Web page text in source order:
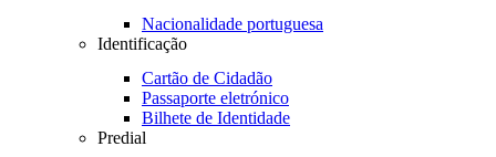
Nacionalidade portuguesa
Identificação
Cartão de Cidadão
Passaporte eletrónico
Bilhete de Identidade
Predial